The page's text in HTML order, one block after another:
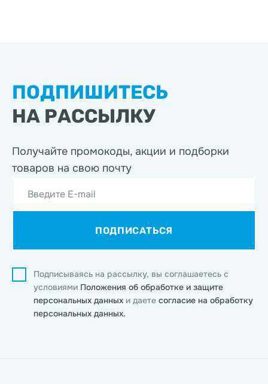
ПОДПИШИТЕСЬ
НА РАССЫЛКУ
Получайте промокоды, акции и подборки
товаров на свою почту
Введите E-mail
ПОДПИСАТЬСЯ
Подписываясь на рассылку, вы соглашаетесь с
условиями Положения об обработке и защите
персональных данных и даете согласие на обработку
персональных данных.